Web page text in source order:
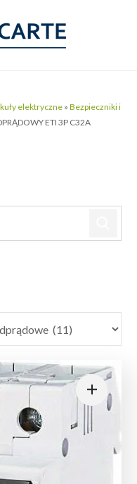
elektryczne »Bezpieczniki i
ETI 3P C32A